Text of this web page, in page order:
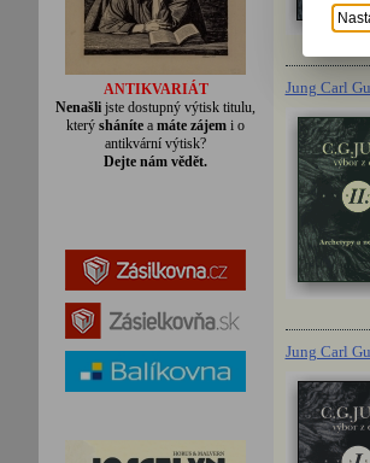
ANTIKVARIÁT
Nenašli jste dostupný výtisk titulu,
který sháníte a máte zájem i o
antikvární výtisk?
Dejte nám vědět.
Jung Carl
Jung Carl